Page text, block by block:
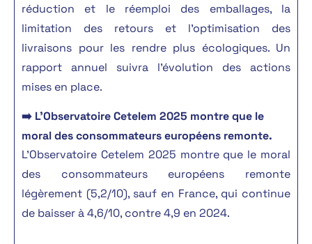
réduction et le réemploi des emballages, la
limitation des retours et l’optimisation des
livraisons pour les rendre plus écologiques. Un
rapport annuel suivra l’évolution des actions
mises en place.
➡️ L’Observatoire Cetelem 2025 montre que le
moral des consommateurs européens remonte.
L’Observatoire Cetelem 2025 montre que le moral
des consommateurs européens remonte
légèrement (5,2/10), sauf en France, qui continue
de baisser à 4,6/10, contre 4,9 en 2024.